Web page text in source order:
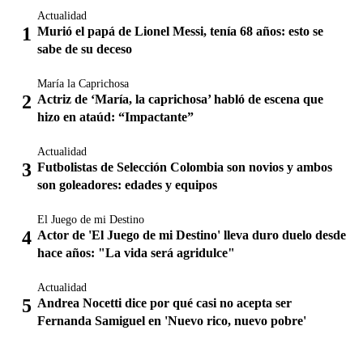
Actualidad
Murió el papá de Lionel Messi, tenía 68 años: esto se
sabe de su deceso
María la Caprichosa
Actriz de ‘María, la caprichosa’ habló de escena que
hizo en ataúd: “Impactante”
Actualidad
Futbolistas de Selección Colombia son novios y ambos
son goleadores: edades y equipos
El Juego de mi Destino
Actor de 'El Juego de mi Destino' lleva duro duelo desde
hace años: "La vida será agridulce"
Actualidad
Andrea Nocetti dice por qué casi no acepta ser
Fernanda Samiguel en 'Nuevo rico, nuevo pobre'